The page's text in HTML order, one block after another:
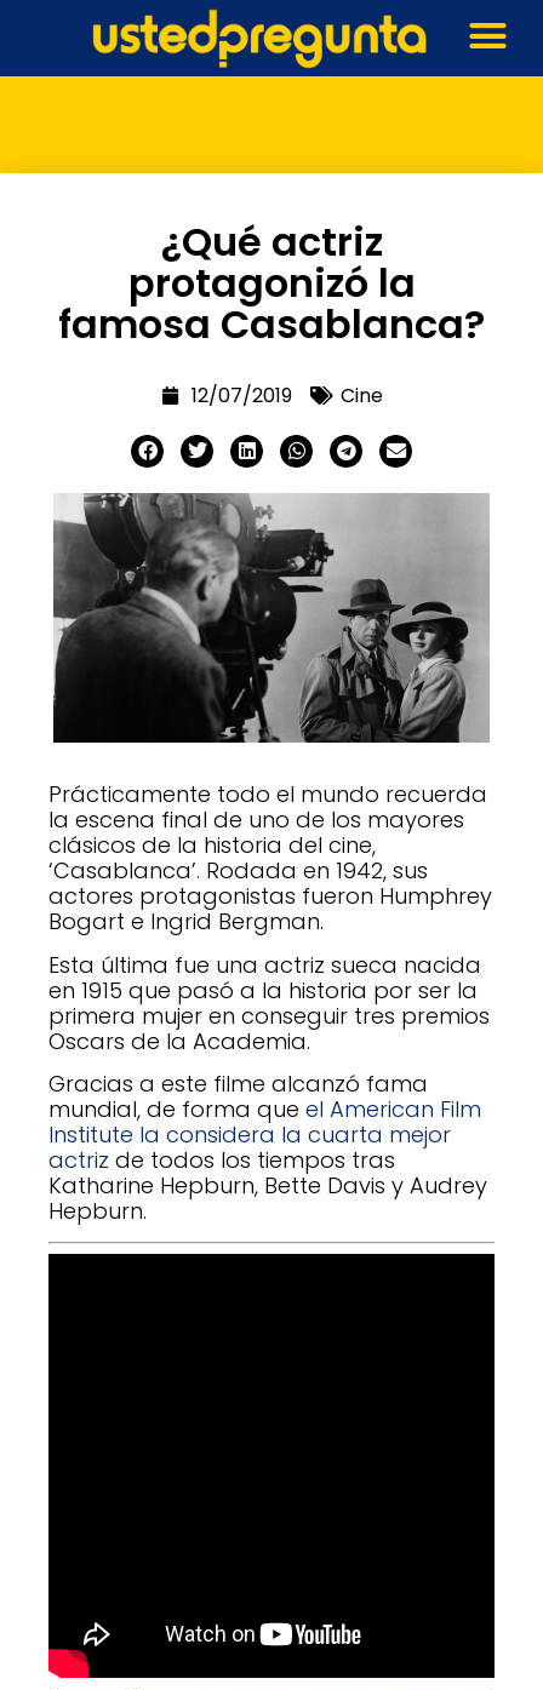
¿Qué actriz
protagonizó la
famosa Casablanca?
12/07/2019 Cine
Prácticamente todo el mundo recuerda
la escena final de uno de los mayores
clásicos de la historia del cine,
‘Casablanca’. Rodada en 1942, sus
actores protagonistas fueron Humphrey
Bogart e Ingrid Bergman.
Esta última fue una actriz sueca nacida
en 1915 que pasó a la historia por ser la
primera mujer en conseguir tres premios
Oscars de la Academia.
Gracias a este filme alcanzó fama
mundial, de forma que el American Film
Institute la considera la cuarta mejor
actriz de todos los tiempos tras
Katharine Hepburn, Bette Davis y Audrey
Hepburn.